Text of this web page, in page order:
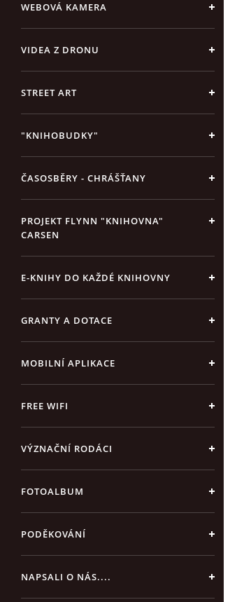
WEBOVÁ KAMERA
VIDEA Z DRONU
STREET ART
"KNIHOBUDKY"
ČASOSBĚRY - CHRÁŠŤANY
PROJEKT FLYNN "KNIHOVNA"
CARSEN
E-KNIHY DO KAŽDÉ KNIHOVNY
GRANTY A DOTACE
MOBILNÍ APLIKACE
FREE WIFI
VÝZNAČNÍ RODÁCI
FOTOALBUM
PODĚKOVÁNÍ
NAPSALI O NÁS....